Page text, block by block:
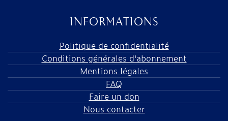
INFORMATIONS
Politique de confidentialité
Conditions générales d'abonnement
Mentions légales
FAQ
Faire un don
Nous contacter